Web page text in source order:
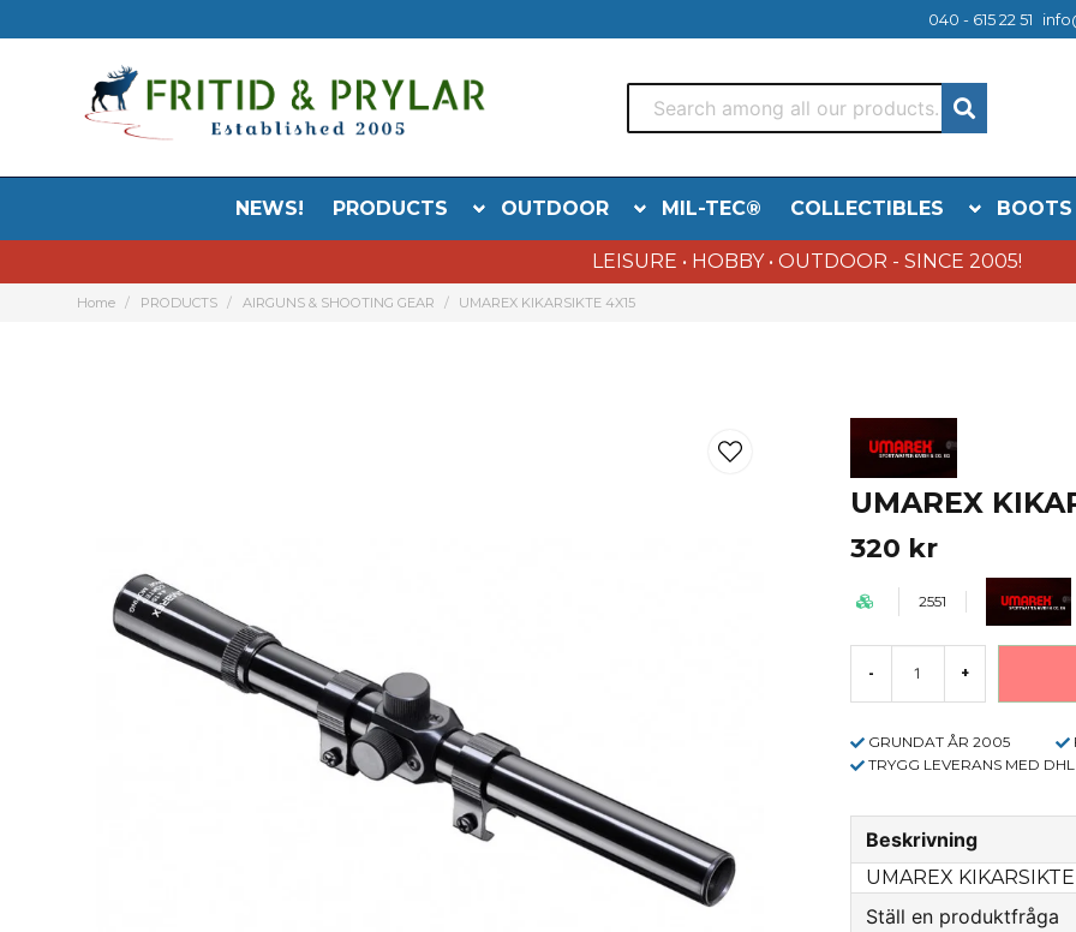
040 - 615 22 51
NEWS! PRODUCTS OUTDOOR MIL-TEC® COLLECTIBLES BOOTS
LEISURE • HOBBY • OUTDOOR - SINCE 2005!
Home PRODUCTS AIRGUNS & SHOOTING GEAR UMAREX KIKARSIKTE 4X15
UMAREX
320 kr
2551
- +
GRUNDAT ÅR 2005
TRYGG LEVERANS MED DHL
Beskrivning
UMAREX KIKARSIKTE
Ställ en produktfråga